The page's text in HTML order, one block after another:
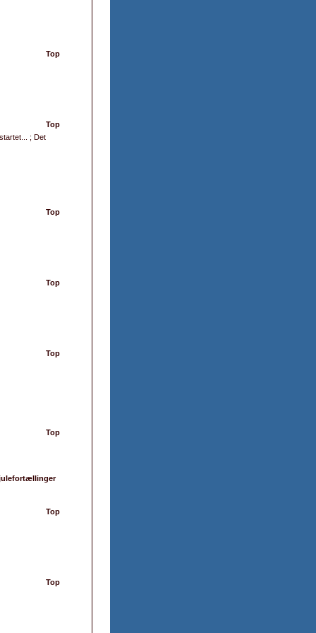
Top
Top
; Det
Top
Top
Top
Top
Top
Top